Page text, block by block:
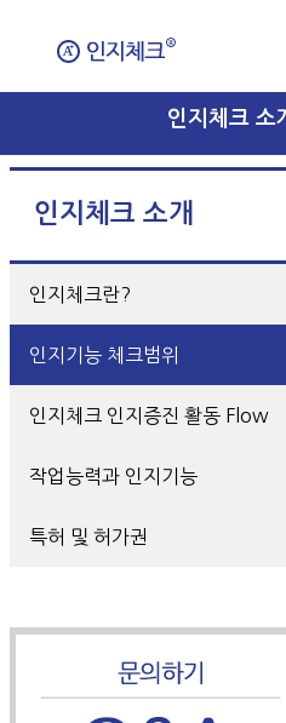
인지체크 소
인지체크 소개
인지체크란?
인지기능 체크범위
인지체크 인지증진 활동 Flow
작업능력과 인지기능
특허 및 허가권